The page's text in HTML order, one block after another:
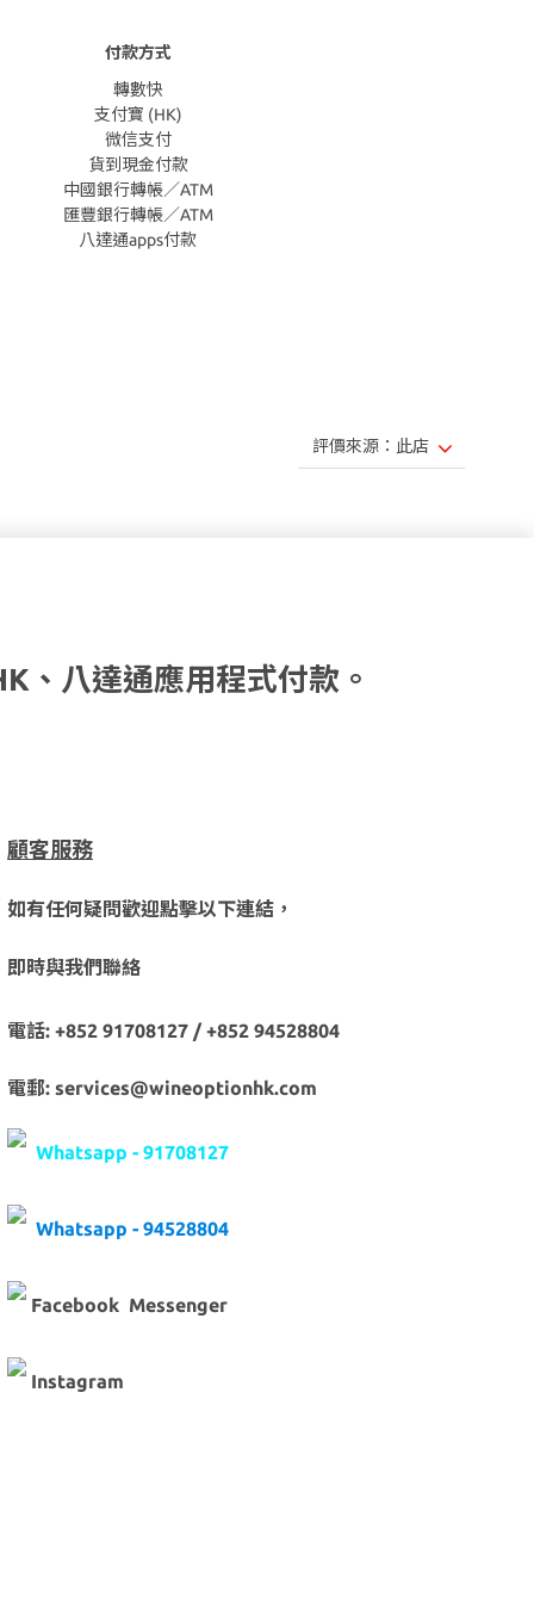
付款方式
轉數快
支付寶 (HK)
微信支付
貨到現金付款
中國銀行轉帳／ATM
匯豐銀行轉帳／ATM
八達通apps付款
、八達通應用程式付款。
顧客服務
如有任何疑問歡迎點擊以下連結，
即時與我們聯絡
電話: +852 91708127 / +852 94528804
電郵: services@wineoptionhk.com
Whatsapp - 91708127
Whatsapp - 94528804
Facebook Messenger
Instagram